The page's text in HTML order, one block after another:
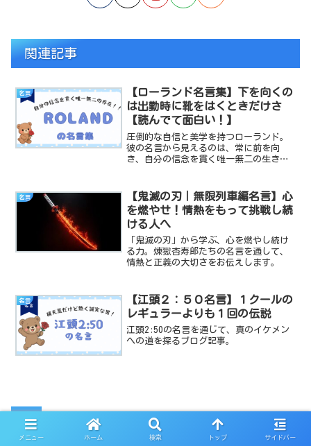
関連記事
名言
【ローランド名言集】下を向くの
は出勤時に靴をはくときだけさ
【読んでて面白い！】
圧倒的な自信と美学を持つローランド。
彼の名言から見えるのは、常に前を向
き、自分の信念を貫く唯一無二の生き
名言
【鬼滅の刃｜無限列車編名言】心
を燃やせ！情熱をもって挑戦し続
ける人へ
「鬼滅の刃」から学ぶ、心を燃やし続け
る力。煉獄杏寿郎たちの名言を通して、
情熱と正義の大切さをお伝えします。
名言
【江頭２：５０名言】１クールの
レギュラーよりも１回の伝説
江頭2:50の名言を通じて、真のイケメン
への道を探るブログ記事。
【ハローキティ名言集】失敗はチャレン
ジした証！
メニュー ホーム 検索 トップ サイドバー